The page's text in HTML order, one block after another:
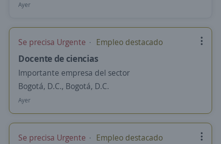
Ayer
Se precisa Urgente Empleo destacado
Docente de ciencias
Importante empresa del sector
Bogotá, D.C., Bogotá, D.C.
Ayer
Se precisa Urgente Empleo destacado